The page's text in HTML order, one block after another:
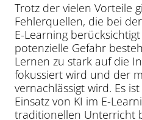
Trotz der vielen Vorteile
Fehlerquellen, die bei
E-Learning
potenzielle Gefahr
Lernen zu stark auf die
fokussiert wird und der
vernachlässigt wird. Es
Einsatz von KI im E-
traditionellen Unterricht